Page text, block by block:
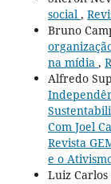
social ,
Bruno
na mídia ,
Alfredo
Com Joel
Revista
e o
Luiz